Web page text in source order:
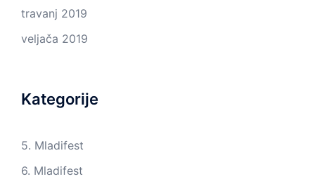
travanj 2019
veljača 2019
Kategorije
5. Mladifest
6. Mladifest